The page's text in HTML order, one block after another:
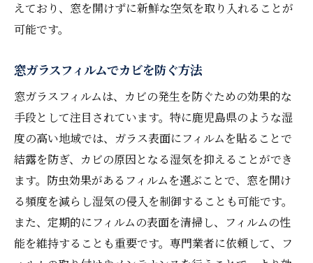
えており、窓を開けずに新鮮な空気を取り入れることが
可能です。
窓ガラスフィルムでカビを防ぐ方法
窓ガラスフィルムは、カビの発生を防ぐための効果的な
手段として注目されています。特に鹿児島県のような湿
度の高い地域では、ガラス表面にフィルムを貼ることで
結露を防ぎ、カビの原因となる湿気を抑えることができ
ます。防虫効果があるフィルムを選ぶことで、窓を開け
る頻度を減らし湿気の侵入を制御することも可能です。
また、定期的にフィルムの表面を清掃し、フィルムの性
能を維持することも重要です。専門業者に依頼して、フ